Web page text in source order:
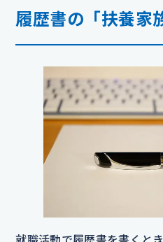
履歴書の「扶養家
就職活動で履歴書を書くと